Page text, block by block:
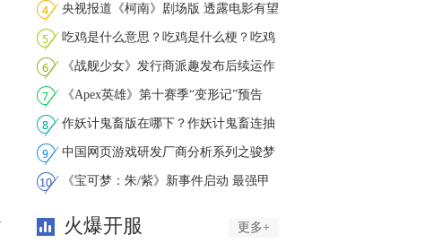
央视报道《柯南》剧场版 透露电影有望
吃鸡是什么意思？吃鸡是什么梗？吃鸡
是
《战舰少女》发行商派趣发布后续运作
声
《Apex英雄》第十赛季“变形记”预告
作妖计鬼畜版在哪下？作妖计鬼畜连抽
下
中国网页游戏研发厂商分析系列之骏梦
游
《宝可梦：朱/紫》新事件启动 最强甲
火爆开服 更多+